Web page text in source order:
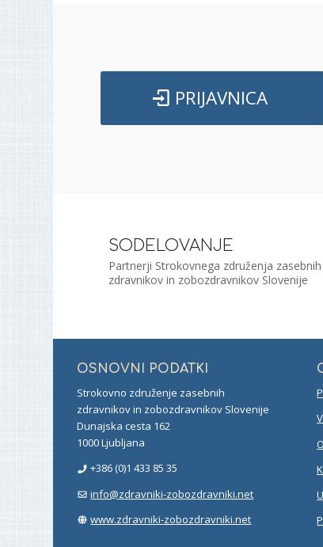
PRIJAVNICA
SODELOVANJE
Partnerji Strokovnega združenja zasebnih
zdravnikov in zobozdravnikov Slovenije
OSNOVNI PODATKI
Strokovno združenje zasebnih
zdravnikov in zobozdravnikov Slovenije
Dunajska cesta 162
1000 Ljubljana
+386 (0)1 433 85 35
info@zdravniki-zobozdravniki.net
www.zdravniki-zobozdravniki.net